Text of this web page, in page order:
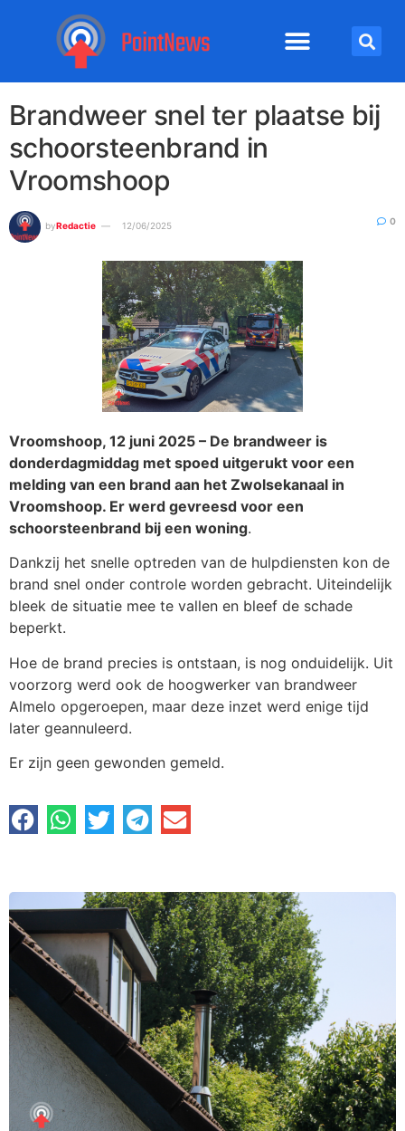
Brandweer snel ter plaatse bij
schoorsteenbrand in
Vroomshoop
byRedactie 12/06/2025 0
Vroomshoop, 12 juni 2025 – De brandweer is
donderdagmiddag met spoed uitgerukt voor een
melding van een brand aan het Zwolsekanaal in
Vroomshoop. Er werd gevreesd voor een
schoorsteenbrand bij een woning.
Dankzij het snelle optreden van de hulpdiensten kon de
brand snel onder controle worden gebracht. Uiteindelijk
bleek de situatie mee te vallen en bleef de schade
beperkt.
Hoe de brand precies is ontstaan, is nog onduidelijk. Uit
voorzorg werd ook de hoogwerker van brandweer
Almelo opgeroepen, maar deze inzet werd enige tijd
later geannuleerd.
Er zijn geen gewonden gemeld.